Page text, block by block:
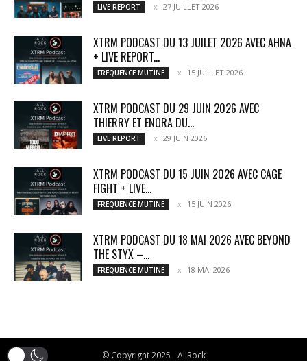
LIVE REPORT 27 JUILLET 2026
XTRM PODCAST DU 13 JUILET 2026 AVEC AĦNA
+ LIVE REPORT...
FREQUENCE MUTINE 15 JUILLET 2026
XTRM PODCAST DU 29 JUIN 2026 AVEC
THIERRY ET ENORA DU...
LIVE REPORT 29 JUIN 2026
XTRM PODCAST DU 15 JUIN 2026 AVEC CAGE
FIGHT + LIVE...
FREQUENCE MUTINE 15 JUIN 2026
XTRM PODCAST DU 18 MAI 2026 AVEC BEYOND
THE STYX –...
FREQUENCE MUTINE 18 MAI 2026
© Copyright 2025 - AllRock